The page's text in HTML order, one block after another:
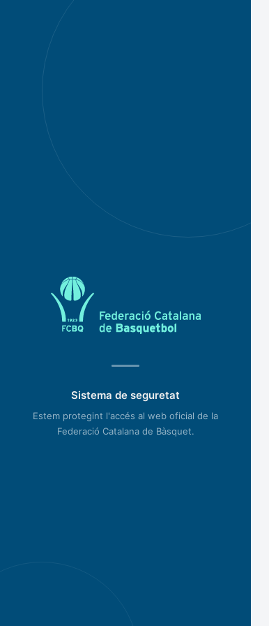
Sistema de seguretat
Estem protegint l'accés al web oficial de la
Federació Catalana de Bàsquet.